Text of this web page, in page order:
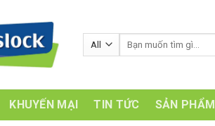
kiếm:
KHUYẾN MẠI TIN TỨC SẢN PHẨM